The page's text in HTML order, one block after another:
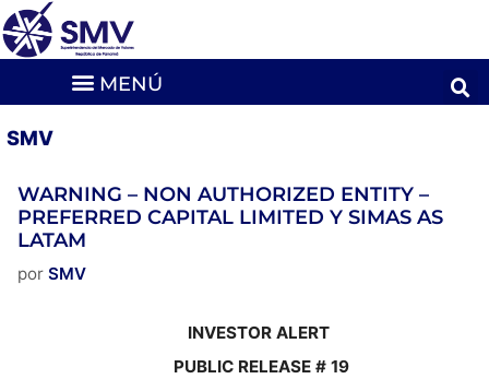
SMV
WARNING – NON AUTHORIZED ENTITY –
PREFERRED CAPITAL LIMITED Y SIMAS AS
LATAM
por SMV
INVESTOR ALERT
PUBLIC RELEASE # 19